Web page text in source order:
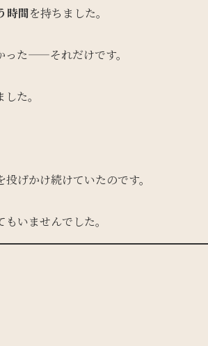
時間を持ちました。
った——それだけです。
た。
げかけ続けていたのです。
いませんでした。